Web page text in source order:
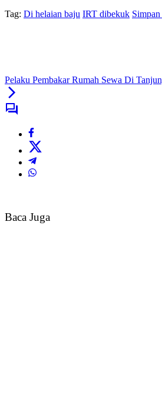
Tag: Di helaian baju IRT dibekuk Simpan
Pelaku Pembakar Rumah Sewa Di
Baca Juga